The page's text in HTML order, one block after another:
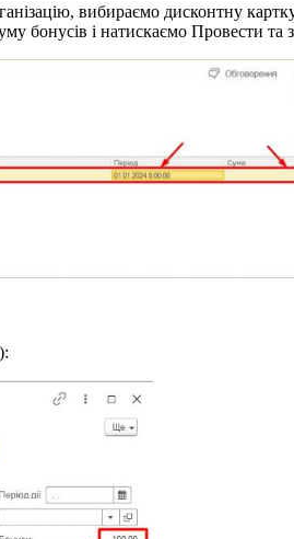
вибираємо дисконтну
бонусів і натискаємо Провести та